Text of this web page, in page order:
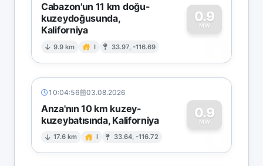
Cabazon'un 11 km doğu-
kuzeydoğusunda,
Kaliforniya
9.9 km I 33.97, -116.69
0.9
MW
0
10:04:56 03.08.2026
Anza'nın 10 km kuzey-
kuzeybatısında, Kaliforniya
17.6 km I 33.64, -116.72
0.9
MW
0